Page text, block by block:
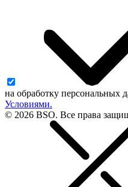
на обработку персональных
Условиями.
© 2026 BSO. Все права